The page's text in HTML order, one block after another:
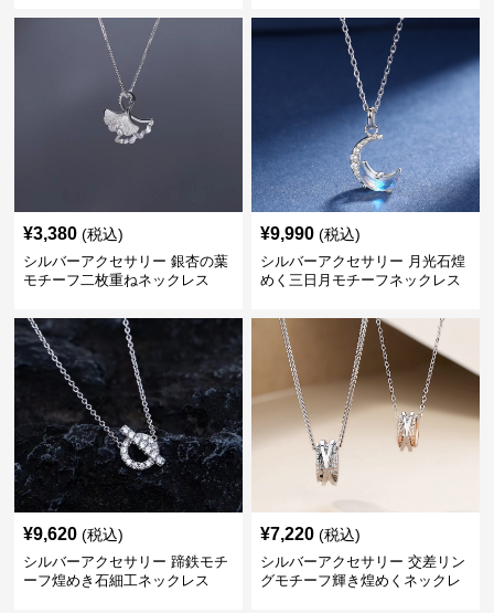
¥3,380 (税込)
シルバーアクセサリー 銀杏の葉
モチーフ二枚重ねネックレス
¥9,990 (税込)
シルバーアクセサリー 月光石煌
めく三日月モチーフネックレス
¥9,620 (税込)
シルバーアクセサリー 蹄鉄モチ
ーフ煌めき石細工ネックレス
¥7,220 (税込)
シルバーアクセサリー 交差リン
グモチーフ輝き煌めくネックレ